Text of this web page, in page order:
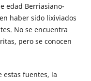
edad Berriasiano-
haber sido lixiviados
No se encuentra
pero se conocen
estas fuentes, la